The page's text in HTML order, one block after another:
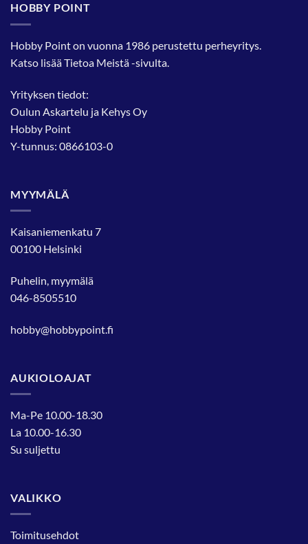
muunnelma.
tehdä
valinnat
HOBBY POINT
Hobby Point on vuonna 1986 perustettu perheyritys.
Katso lisääTietoa Meistä-sivulta.
Yrityksen tiedot:
Oulun Askartelu ja Kehys Oy
Hobby Point
Y-tunnus: 0866103-0
MYYMÄLÄ
Kaisaniemenkatu 7
00100 Helsinki
Puhelin, myymälä
046-8505510
hobby@hobbypoint.fi
AUKIOLOAJAT
Ma-Pe 10.00-18.30
La 10.00-16.30
Su suljettu
VALIKKO
Toimitusehdot